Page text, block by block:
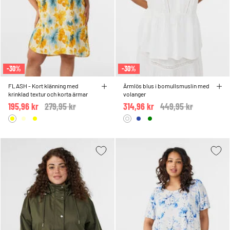
-30%
FLASH - Kort klänning med
krinklad textur och korta ärmar
Price reduced from
279,95 kr
195,96 kr
-30%
Ärmlös blus i bomullsmuslin med
volanger
Price reduced from
449,95 kr
314,96 kr